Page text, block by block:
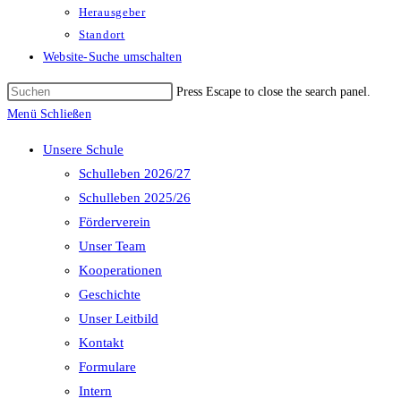
Herausgeber
Standort
Website-Suche umschalten
Press Escape to close the search panel.
Menü Schließen
Unsere Schule
Schulleben 2026/27
Schulleben 2025/26
Förderverein
Unser Team
Kooperationen
Geschichte
Unser Leitbild
Kontakt
Formulare
Intern